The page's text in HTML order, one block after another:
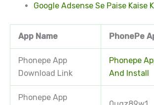
Google Adsense Se Paise Kaise
App Name PhonePe
Phonepe App
Download Link
Phonepe
And Install
Phonepe App